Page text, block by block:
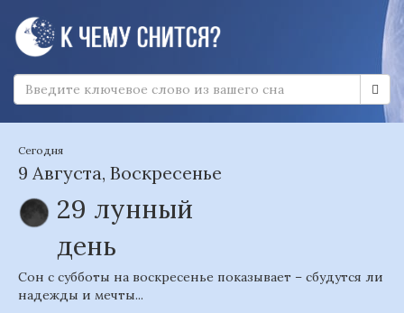
Сегодня
9 Августа, Воскресенье
29 лунный
день
Сон с субботы на воскресенье показывает – сбудутся ли
надежды и мечты...